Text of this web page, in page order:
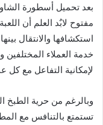
مفتوح لابٌد العلم أن
استكشافها والانتقال
خدمة العملاء المختلفين
لإمكانية التفاعل مع
وبالرغم من حرية الطبخ
تستمتع بالتنافس مع